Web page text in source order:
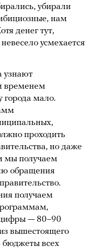
убирали
нам
денег тут,
усмехается
узнают
временем
города мало.
проходить
но даже
мы получаем
обращения
получаем
цифры — 80–90
вышестоящего
бюджеты всех